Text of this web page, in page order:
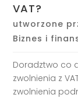
VAT?
utworzone
Biznes i
Doradztwo co
zwolnienia z
zwolnienia